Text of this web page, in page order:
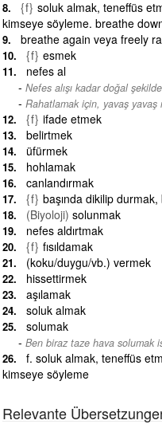
{f} soluk almak, teneffüs
kimseye söyleme. breathe
breathe again veya freely
{f} esmek
nefes al
Nefes alışı kadar doğal
Rahatlamak için, yavaş yavaş
{f} ifade etmek
belirtmek
üfürmek
hohlamak
canlandırmak
{f} başında dikilip
(Biyoloji) solunmak
nefes aldırtmak
{f} fısıldamak
(koku/duygu/vb.) vermek
hissettirmek
aşılamak
soluk almak
solumak
Ben biraz taze hava solumak
f. soluk almak, teneffüs
kimseye söyleme
Relevante